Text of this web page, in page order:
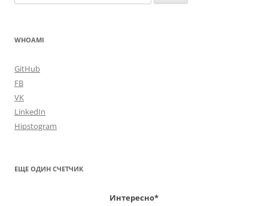
for:
WHOAMI
GitHub
FB
VK
LinkedIn
Hipstogram
ЕЩЕ ОДИН СЧЕТЧИК
Интересно*